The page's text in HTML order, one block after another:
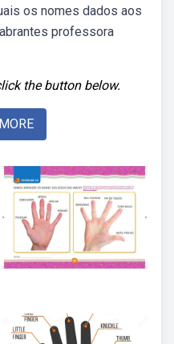
os nomes dados aos
professora
the button below.